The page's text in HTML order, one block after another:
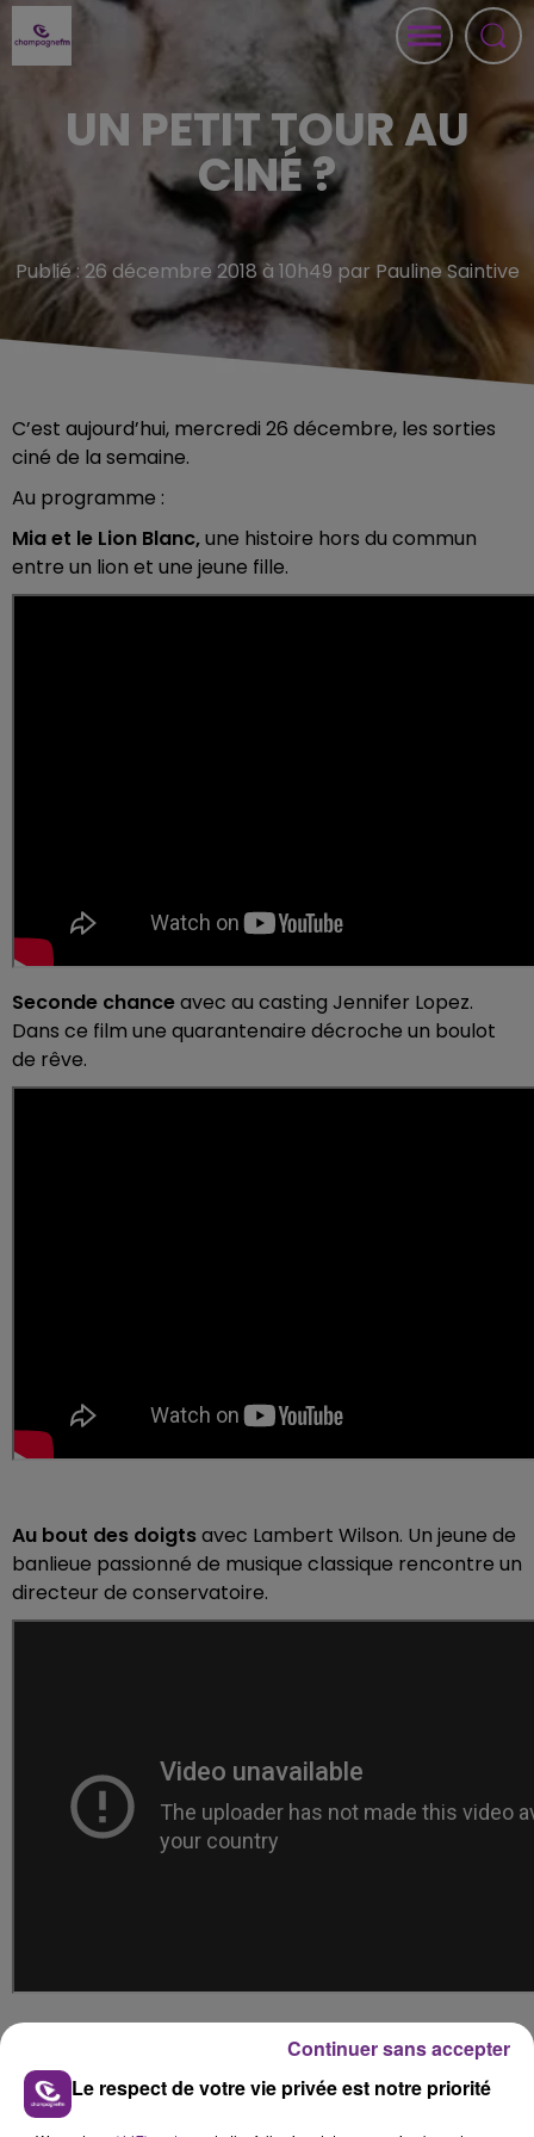
UN PETIT TOUR AU
CINÉ ?
Publié : 26 décembre 2018 à 10h49 par Pauline Saintive
C’est aujourd’hui, mercredi 26 décembre, les sorties
ciné de la semaine.
Au programme :
Mia et le Lion Blanc,une histoire hors du commun
entre un lion et une jeune fille.
Seconde chanceavec au casting Jennifer Lopez.
Dans ce film une quarantenaire décroche un boulot
de rêve.
Au bout des doigtsavec Lambert Wilson. Un jeune de
banlieue passionné de musique classique rencontre un
directeur de conservatoire.
Le respect de votre vie privée est notre priorité
Continuer sans accepter